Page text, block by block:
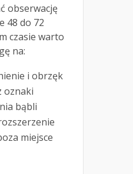
obserwację
48 do 72
czasie warto
na:
i obrzęk
oznaki
bąbli
miejsce